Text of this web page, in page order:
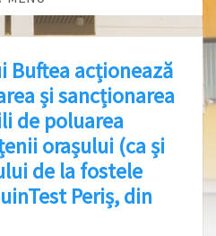
Buftea acționează
și sancționarea
de poluarea
orașului (ca și
de la fostele
Periș, din